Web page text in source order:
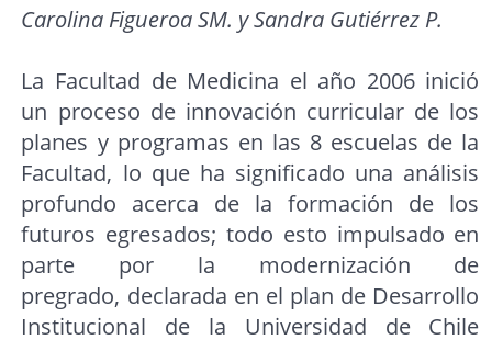
Carolina Figueroa SM. y Sandra Gutiérrez P.
La Facultad de Medicina el año 2006 inició
un proceso de innovación curricular de los
planes y programas en las 8 escuelas de la
Facultad, lo que ha significado una análisis
profundo acerca de la formación de los
futuros egresados; todo esto impulsado en
parte por la modernización de
pregrado, declarada en el plan de Desarrollo
Institucional de la Universidad de Chile